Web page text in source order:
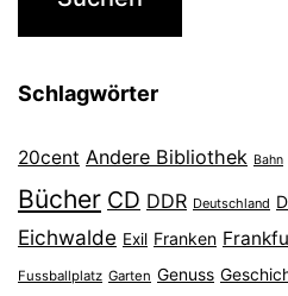
Schlagwörter
20cent Andere Bibliothek Bahn
Bücher CD DDR Deutschland
Eichwalde Exil Franken
Fussballplatz Garten Genuss